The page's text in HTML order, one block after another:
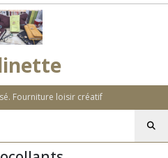
Fourniture loisir créatif